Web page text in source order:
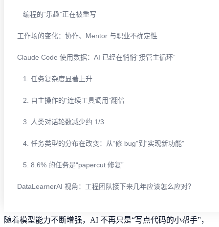
编程的“乐趣”正在被重写
工作场的变化：协作、Mentor 与职业不确定性
Claude Code 使用数据：AI 已经在悄悄“接管主循环”
1. 任务复杂度显著上升
2. 自主操作的“连续工具调用”翻倍
3. 人类对话轮数减少约 1/3
4. 任务类型的分布在改变：从“修 bug”到“实现新功能”
5. 8.6% 的任务是“papercut 修复”
DataLearnerAI 视角：工程团队接下来几年应该怎么应对？
随着模型能力不断增强，AI 不再只是“写点代码的小帮手”，